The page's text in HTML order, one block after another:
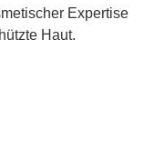
Expertise
Haut.